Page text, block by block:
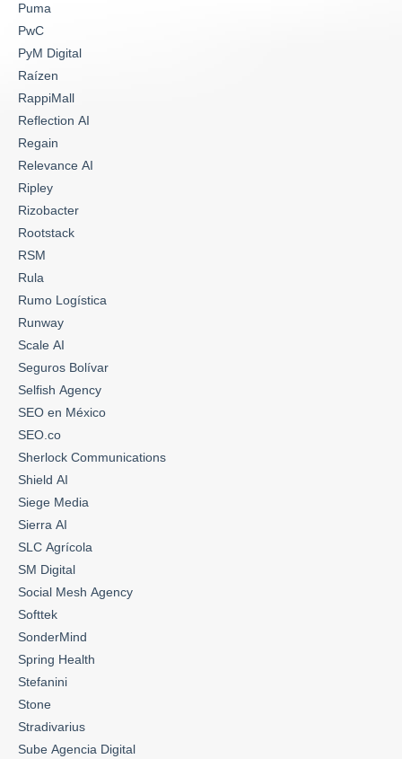
Puma
PwC
PyM Digital
Raízen
RappiMall
Reflection AI
Regain
Relevance AI
Ripley
Rizobacter
Rootstack
RSM
Rula
Rumo Logística
Runway
Scale AI
Seguros Bolívar
Selfish Agency
SEO en México
SEO.co
Sherlock Communications
Shield AI
Siege Media
Sierra AI
SLC Agrícola
SM Digital
Social Mesh Agency
Softtek
SonderMind
Spring Health
Stefanini
Stone
Stradivarius
Sube Agencia Digital